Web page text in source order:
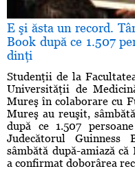
E şi ăsta un record.
Book după ce 1.507
dinţi
Studenţii de la
Universităţii de
Mureş în colaborare cu
Mureş au reuşit,
după ce 1.507
Judecătorul
sâmbătă după-amiază
a confirmat doborârea